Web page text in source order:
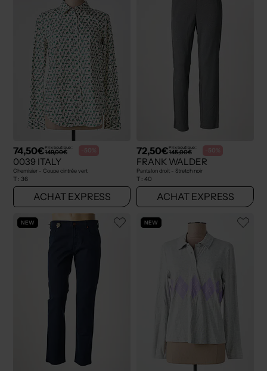
74,50€Prix boutique :
149,00€ -50%
0039 ITALY
Chemisier - Coupe cintrée vert
T : 36
ACHAT EXPRESS
72,50€Prix boutique :
145,00€ -50%
FRANK WALDER
Pantalon droit - Stretch noir
T : 40
ACHAT EXPRESS
NEW NEW